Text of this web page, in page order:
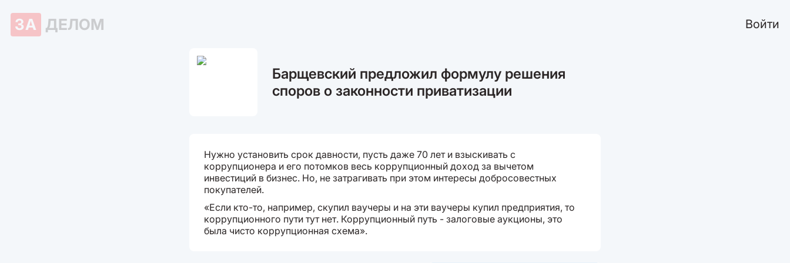
ЗА ДЕЛОМ Войти
Барщевский предложил формулу решения
споров о законности приватизации
Нужно установить срок давности, пусть даже 70 лет и взыскивать с
коррупционера и его потомков весь коррупционный доход за вычетом
инвестиций в бизнес. Но, не затрагивать при этом интересы добросовестных
покупателей.
«Если кто-то, например, скупил ваучеры и на эти ваучеры купил предприятия, то
коррупционного пути тут нет. Коррупционный путь - залоговые аукционы, это
была чисто коррупционная схема».